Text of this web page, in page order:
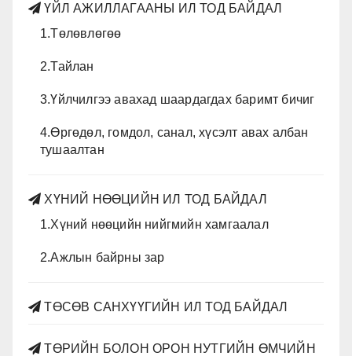
ҮЙЛ АЖИЛЛАГААНЫ ИЛ ТОД БАЙДАЛ
1.Төлөвлөгөө
2.Тайлан
3.Үйлчилгээ авахад шаардагдах баримт бичиг
4.Өргөдөл, гомдол, санал, хүсэлт авах албан
тушаалтан
ХҮНИЙ НӨӨЦИЙН ИЛ ТОД БАЙДАЛ
1.Хүний нөөцийн нийгмийн хамгаалал
2.Ажлын байрны зар
ТӨСӨВ САНХҮҮГИЙН ИЛ ТОД БАЙДАЛ
ТӨРИЙН БОЛОН ОРОН НУТГИЙН ӨМЧИЙН